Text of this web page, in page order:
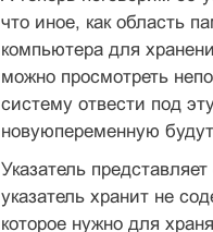
что иное, как область
компьютера для
можно просмотреть
систему отвести под
новуюпеременную
Указатель
указатель хранит не
которое нужно для